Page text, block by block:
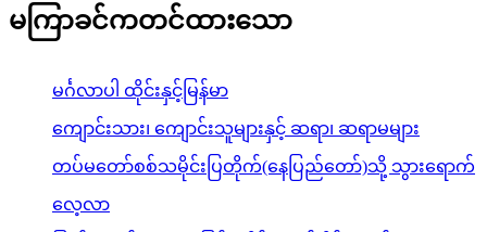
မကြာခင်ကတင်ထားသော
မင်္ဂလာပါ ထိုင်းနှင့်မြန်မာ
ကျောင်းသား၊ ကျောင်းသူများနှင့် ဆရာ၊ ဆရာမများ
တပ်မတော်စစ်သမိုင်းပြတိုက်(နေပြည်တော်)သို့ သွားရောက်
လေ့လာ